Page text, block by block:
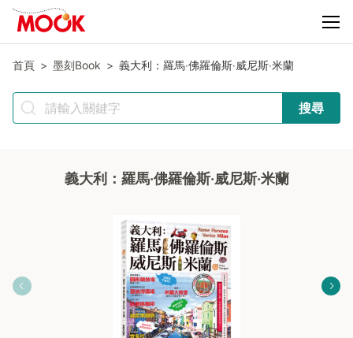
首頁 墨刻Book 義大利：羅馬‧佛羅倫斯‧威尼斯‧米蘭
搜尋
義大利：羅馬‧佛羅倫斯‧威尼斯‧米蘭